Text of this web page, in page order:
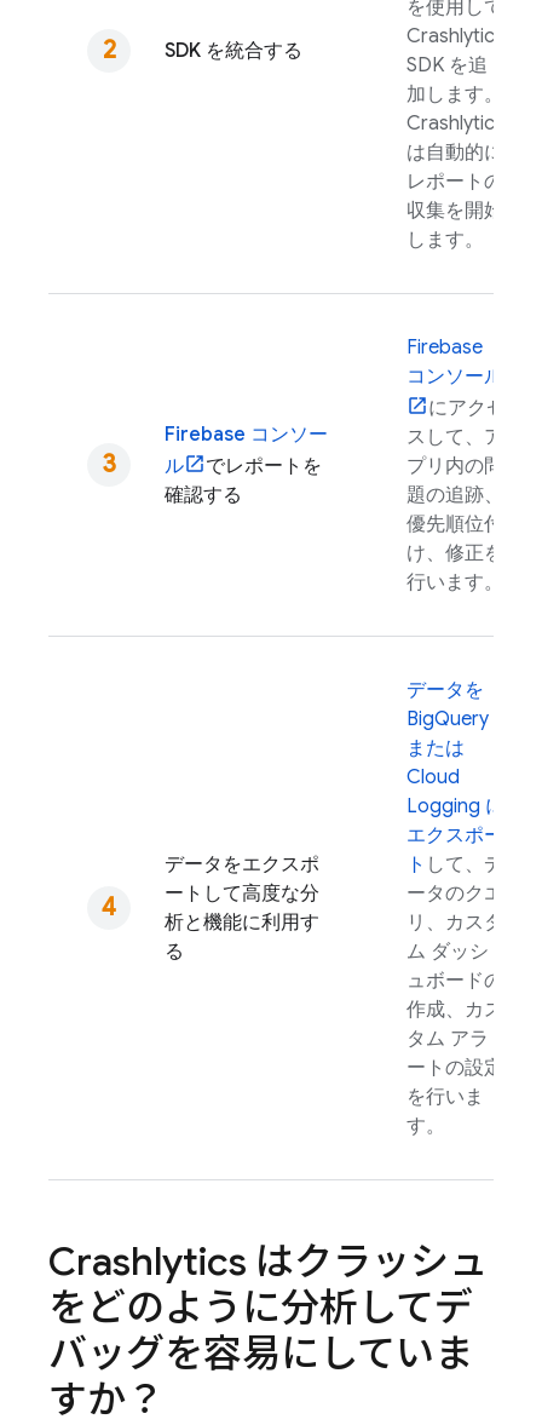
SDK を統合する
を使用して
Crashlytics
SDK を追
加します。
Crashlytics
は自動的に
レポートの
収集を開始
します。
Firebase コンソー
ル
でレポートを
確認する
Firebase
コンソール
にアクセ
スして、ア
プリ内の問
題の追跡、
優先順位付
け、修正を
行います。
データをエクスポ
ートして高度な分
析と機能に利用す
る
データを
BigQuery
または
Cloud
Logging に
エクスポー
ト して、デ
ータのクエ
リ、カスタ
ム ダッシ
ュボードの
作成、カス
タム アラ
ートの設定
を行いま
す。
Crashlytics はクラッシュ
をどのように分析してデ
バッグを容易にしていま
すか？